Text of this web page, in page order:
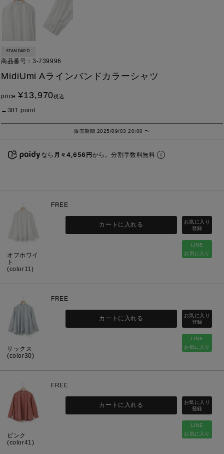
STANDARD
商品番号 3-739996
MidiUmi Aラインバンドカラーシャツ
price ¥13,970税込
381 point
販売期間 2025/09/03 20:00〜
なら 月々4,656円から。分割手数料無料
オフホワイ
ト
(color11)
FREE
LINE
お気に入り
カートに入れる
サックス
(color30)
FREE
LINE
お気に入り
カートに入れる
ピンク
(color41)
FREE
LINE
お気に入り
カートに入れる